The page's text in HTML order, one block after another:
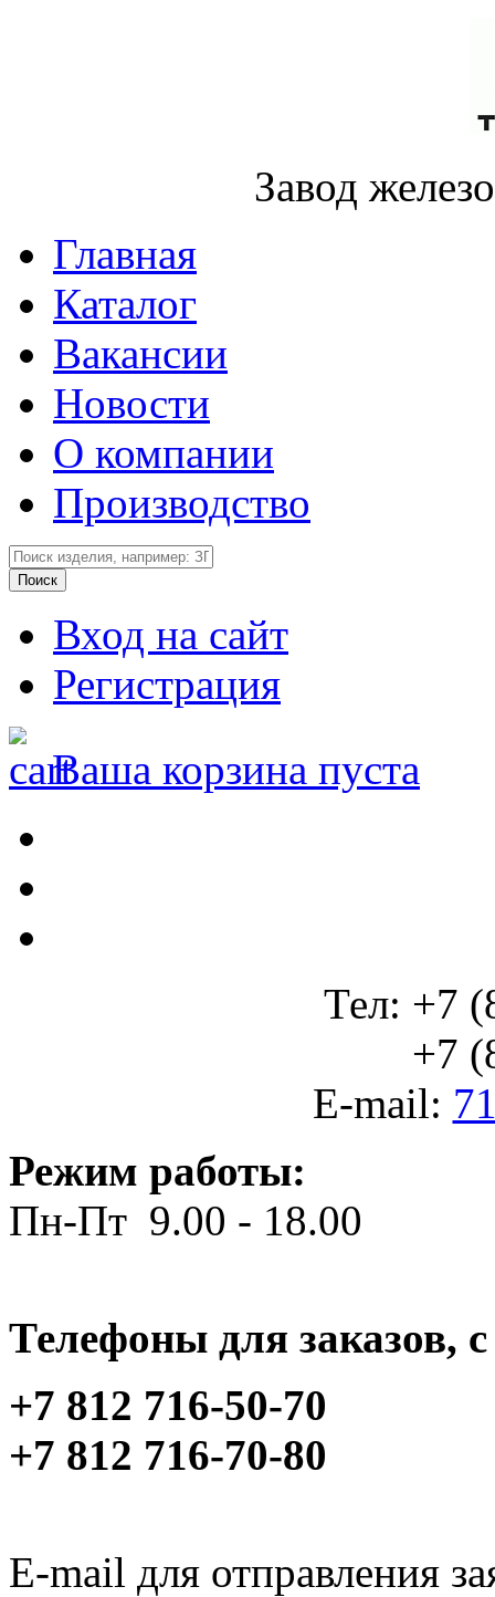
Завод
Главная
Каталог
Вакансии
Новости
О компании
Производство
Вход на сайт
Регистрация
Ваша корзина пуста
Тел: +7
+7
E-mail:
Режим работы:
Пн-Пт 9.00 - 18.00
Телефоны для заказов,
+7 812 716-50-70
+7 812 716-70-80
E-mail для отправления